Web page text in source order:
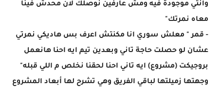
وانتي موجودة فيه ومش عارفين نوصلك لان محدش فينا
معاه نمرتك"
- قمر " معلش سوري انا مكنتش اعرف بس هاديكي نمرتي
عشان لو حصلت حاجة تاني وبعدين تيم ايه احنا هانعمل
بروجيكت (مشروع) ايه تاني احنا لحقنا نخلص م اللي قبله"
وجهتها زميلتها لباقي الفريق وهي تشرح لها أبعاد المشروع